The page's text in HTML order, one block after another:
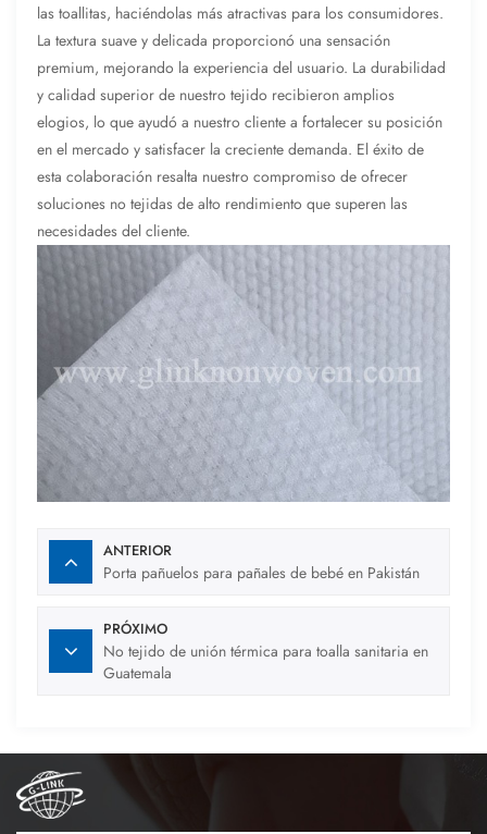
las toallitas, haciéndolas más atractivas para los consumidores.
La textura suave y delicada proporcionó una sensación
premium, mejorando la experiencia del usuario. La durabilidad
y calidad superior de nuestro tejido recibieron amplios
elogios, lo que ayudó a nuestro cliente a fortalecer su posición
en el mercado y satisfacer la creciente demanda. El éxito de
esta colaboración resalta nuestro compromiso de ofrecer
soluciones no tejidas de alto rendimiento que superen las
necesidades del cliente.
ANTERIOR
Porta pañuelos para pañales de bebé en Pakistán
PRÓXIMO
No tejido de unión térmica para toalla sanitaria en
Guatemala